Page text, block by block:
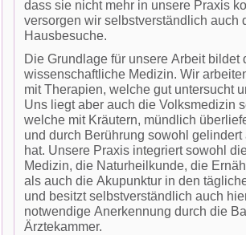
dass sie nicht mehr in unsere Praxis
versorgen wir selbstverständlich auch
Hausbesuche.
Die Grundlage für unsere Arbeit bildet
wissenschaftliche Medizin. Wir
mit Therapien, welche gut untersucht
Uns liegt aber auch die Volksmedizin
welche mit Kräutern, mündlich
und durch Berührung sowohl
hat. Unsere Praxis integriert sowohl
Medizin, die Naturheilkunde, die
als auch die Akupunktur in den
und besitzt selbstverständlich auch
notwendige Anerkennung durch die
Ärztekammer.